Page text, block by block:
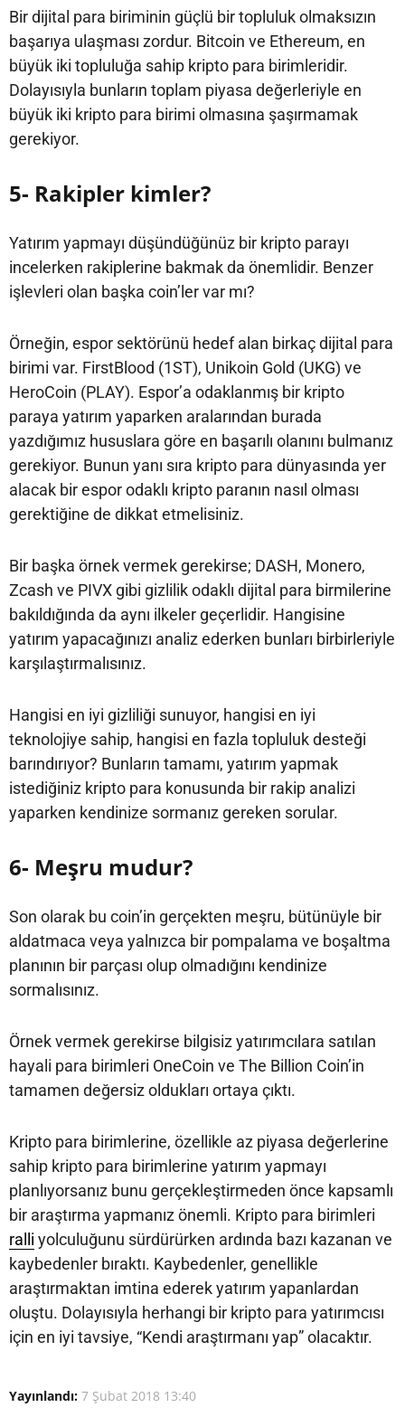
Bir dijital para biriminin güçlü bir topluluk olmaksızın
başarıya ulaşması zordur. Bitcoin ve Ethereum, en
büyük iki topluluğa sahip kripto para birimleridir.
Dolayısıyla bunların toplam piyasa değerleriyle en
büyük iki kripto para birimi olmasına şaşırmamak
gerekiyor.
5- Rakipler kimler?
Yatırım yapmayı düşündüğünüz bir kripto parayı
incelerken rakiplerine bakmak da önemlidir. Benzer
işlevleri olan başka coin’ler var mı?
Örneğin, espor sektörünü hedef alan birkaç dijital para
birimi var. FirstBlood (1ST), Unikoin Gold (UKG) ve
HeroCoin (PLAY). Espor’a odaklanmış bir kripto
paraya yatırım yaparken aralarından burada
yazdığımız hususlara göre en başarılı olanını bulmanız
gerekiyor. Bunun yanı sıra kripto para dünyasında yer
alacak bir espor odaklı kripto paranın nasıl olması
gerektiğine de dikkat etmelisiniz.
Bir başka örnek vermek gerekirse; DASH, Monero,
Zcash ve PIVX gibi gizlilik odaklı dijital para birmilerine
bakıldığında da aynı ilkeler geçerlidir. Hangisine
yatırım yapacağınızı analiz ederken bunları birbirleriyle
karşılaştırmalısınız.
Hangisi en iyi gizliliği sunuyor, hangisi en iyi
teknolojiye sahip, hangisi en fazla topluluk desteği
barındırıyor? Bunların tamamı, yatırım yapmak
istediğiniz kripto para konusunda bir rakip analizi
yaparken kendinize sormanız gereken sorular.
6- Meşru mudur?
Son olarak bu coin’in gerçekten meşru, bütünüyle bir
aldatmaca veya yalnızca bir pompalama ve boşaltma
planının bir parçası olup olmadığını kendinize
sormalısınız.
Örnek vermek gerekirse bilgisiz yatırımcılara satılan
hayali para birimleri OneCoin ve The Billion Coin’in
tamamen değersiz oldukları ortaya çıktı.
Kripto para birimlerine, özellikle az piyasa değerlerine
sahip kripto para birimlerine yatırım yapmayı
planlıyorsanız bunu gerçekleştirmeden önce kapsamlı
bir araştırma yapmanız önemli. Kripto para birimleri
ralli yolculuğunu sürdürürken ardında bazı kazanan ve
kaybedenler bıraktı. Kaybedenler, genellikle
araştırmaktan imtina ederek yatırım yapanlardan
oluştu. Dolayısıyla herhangi bir kripto para yatırımcısı
için en iyi tavsiye, “Kendi araştırmanı yap” olacaktır.
Yayınlandı: 7 Şubat 2018 13:40